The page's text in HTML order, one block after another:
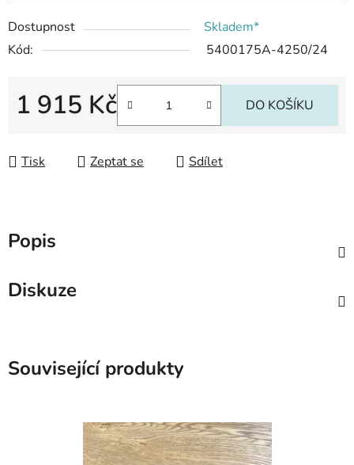
Dostupnost
Skladem*
Kód:
5400175A-4250/24
1 915 Kč DO KOŠÍKU
Tisk Zeptat se Sdílet
Popis
Diskuze
Související produkty